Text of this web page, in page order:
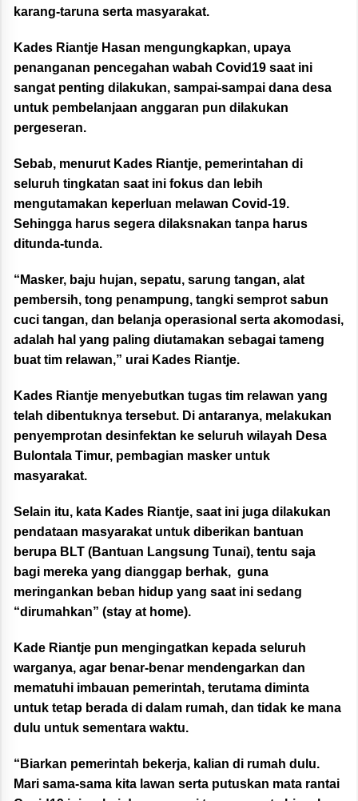
karang-taruna serta masyarakat.
Kades Riantje Hasan mengungkapkan, upaya
penanganan pencegahan wabah Covid19 saat ini
sangat penting dilakukan, sampai-sampai dana desa
untuk pembelanjaan anggaran pun dilakukan
pergeseran.
Sebab, menurut Kades Riantje, pemerintahan di
seluruh tingkatan saat ini fokus dan lebih
mengutamakan keperluan melawan Covid-19.
Sehingga harus segera dilaksnakan tanpa harus
ditunda-tunda.
“Masker, baju hujan, sepatu, sarung tangan, alat
pembersih, tong penampung, tangki semprot sabun
cuci tangan, dan belanja operasional serta akomodasi,
adalah hal yang paling diutamakan sebagai tameng
buat tim relawan,” urai Kades Riantje.
Kades Riantje menyebutkan tugas tim relawan yang
telah dibentuknya tersebut. Di antaranya, melakukan
penyemprotan desinfektan ke seluruh wilayah Desa
Bulontala Timur, pembagian masker untuk
masyarakat.
Selain itu, kata Kades Riantje, saat ini juga dilakukan
pendataan masyarakat untuk diberikan bantuan
berupa BLT (Bantuan Langsung Tunai), tentu saja
bagi mereka yang dianggap berhak, guna
meringankan beban hidup yang saat ini sedang
“dirumahkan” (stay at home).
Kade Riantje pun mengingatkan kepada seluruh
warganya, agar benar-benar mendengarkan dan
mematuhi imbauan pemerintah, terutama diminta
untuk tetap berada di dalam rumah, dan tidak ke mana
dulu untuk sementara waktu.
“Biarkan pemerintah bekerja, kalian di rumah dulu.
Mari sama-sama kita lawan serta putuskan mata rantai